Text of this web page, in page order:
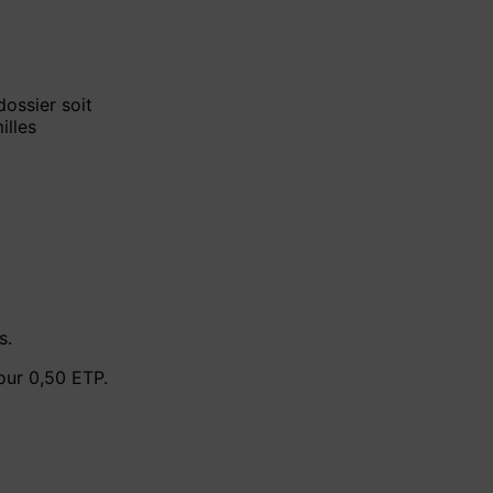
soit
0,50 ETP.